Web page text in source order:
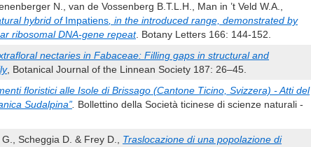
N., van de Vossenberg B.T.L.H., Man in ’t Veld W.A.,
hybrid of Impatiens , in the introduced range, demonstrated by
ribosomal DNA-gene repeat. Botany Letters 166: 144-152.
nectaries in Fabaceae: Filling gaps in structural and
, Botanical Journal of the Linnean Society 187: 26–45.
floristici alle Isole di Brissago (Cantone Ticino, Svizzera) - Atti del
Sudalpina” Bollettino della Società ticinese di scienze naturali -
Scheggia D. & Frey D., Traslocazione di una popolazione di